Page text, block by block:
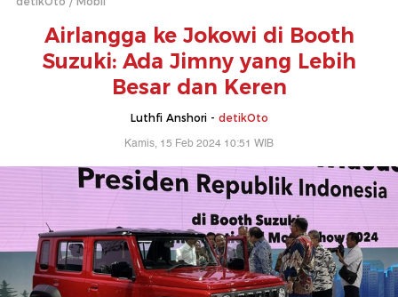
Airlangga ke Jokowi di Booth
Suzuki: Ada Jimny yang Lebih
Besar dan Keren
Luthfi Anshori - detikOto
Kamis, 15 Feb 2024 10:51 WIB